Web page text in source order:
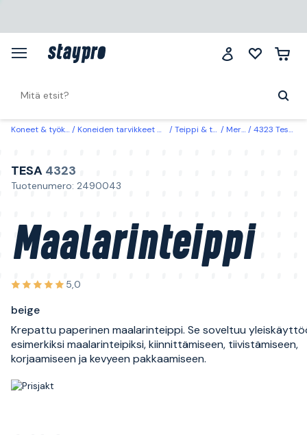
Koneet & työkalut Koneiden tarvikkeet & käyttöosat Teippi & tiivistyslistat Merkkausteippi 4323 Tesa Maalarinteippi beige 50 m x 25 mm
TESA 4323
Tuotenumero: 2490043
Maalarinteippi
5,0
beige
Krepattu paperinen maalarinteippi. Se soveltuu
esimerkiksi maalarinteipiksi, kiinnittämiseen, tiivistämiseen,
korjaamiseen ja kevyeen pakkaamiseen.